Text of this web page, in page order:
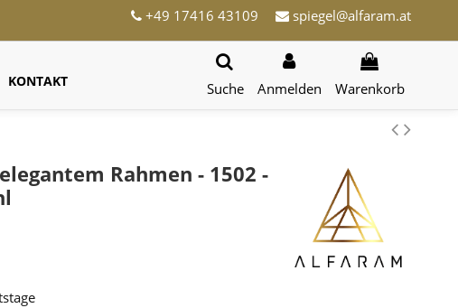
+49 17416 43109 spiegel@alfaram.at
KONTAKT Suche Anmelden Warenkorb
Rahmen - 1502 -